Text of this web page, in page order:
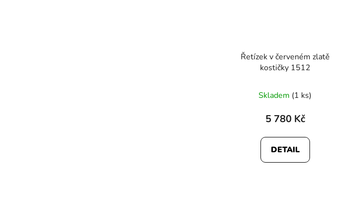
Řetízek v červeném zlatě
kostičky 1512
hodnocení
produktu
5,0
z
Skladem (1 ks)
5 780 Kč
DETAIL